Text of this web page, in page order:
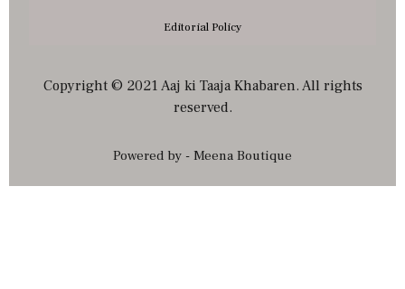
Editorial Policy
Copyright © 2021 Aaj ki Taaja Khabaren. All rights
reserved.
Powered by - Meena Boutique